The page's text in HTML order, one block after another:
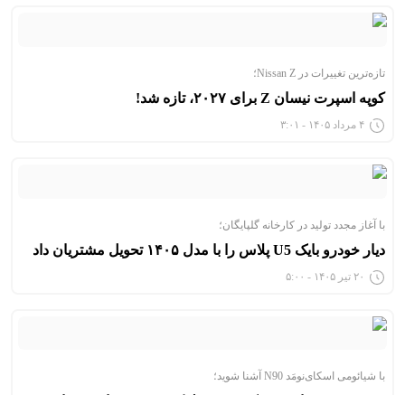
تازه‌ترین تغییرات در Nissan Z؛
کوپه اسپرت نیسان Z برای ۲۰۲۷، تازه شد!
۴ مرداد ۱۴۰۵ - ۳:۰۱
با آغاز مجدد تولید در کارخانه گلپایگان؛
دیار خودرو بایک U5 پلاس را با مدل ۱۴۰۵ تحویل مشتریان داد
۲۰ تیر ۱۴۰۵ - ۵:۰۰
با شیائومی اسکای‌نومَد N90 آشنا شوید؛